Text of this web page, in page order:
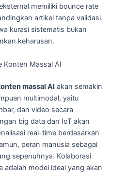
memiliki bounce rate
artikel tanpa validasi.
kurasi sistematis bukan
keharusan.
Konten Massal AI
massal AI akan semakin
multimodal, yaitu
dan video secara
big data dan IoT akan
real-time berdasarkan
peran manusia sebagai
sepenuhnya. Kolaborasi
adalah model ideal yang akan